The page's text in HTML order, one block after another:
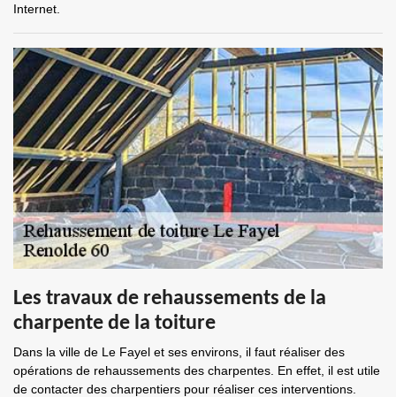
Internet.
Les travaux de rehaussements de la
charpente de la toiture
Dans la ville de Le Fayel et ses environs, il faut réaliser des
opérations de rehaussements des charpentes. En effet, il est utile
de contacter des charpentiers pour réaliser ces interventions.